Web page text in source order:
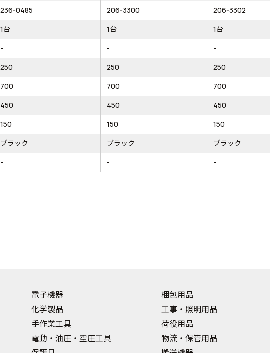
236-0485 206-3300 206-3302
1台 1台 1台
- - -
250 250 250
700 700 700
450 450 450
150 150 150
ブラック ブラック ブラック
- - -
電子機器
化学製品
手作業工具
電動・油圧・空圧工具
梱包用品
工事・照明用品
荷役用品
物流・保管用品